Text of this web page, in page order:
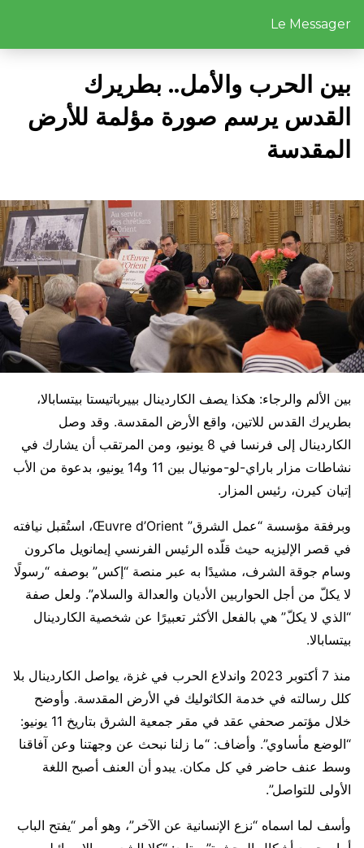
Le Messager
بين الحرب والأمل.. بطريرك
القدس يرسم صورة مؤلمة للأرض
المقدسة
بين الألم والرجاء: هكذا يصف الكاردينال بييرباتيستا بيتسابالا،
بطريرك القدس للاتين، واقع الأرض المقدسة. وقد وصل
الكاردينال إلى فرنسا في 8 يونيو، ومن المرتقب أن يشارك في
نشاطات مزار باراي-لو-مونيال بين 11 و14 يونيو، بدعوة من الأب
إتيان كيرن، رئيس المزار.
وبرفقة مؤسسة “عمل الشرق” Œuvre d’Orient، استُقبل نيافته
في قصر الإليزيه حيث قلّده الرئيس الفرنسي إيمانويل ماكرون
وسام جوقة الشرف، مشيدًا به عبر منصة “إكس” بوصفه “رسولًا
لا يكلّ من أجل الحواربين الأديان والعدالة والسلام”. ولعل صفة
“الذي لا يكلّ” هي بالفعل الأكثر تعبيرًا عن شخصية الكاردينال
بيتسابالا.
منذ 7 أكتوبر 2023 واندلاع الحرب في غزة، يواصل الكاردينال بلا
كلل رسالته في خدمة الكاثوليك في الأرض المقدسة. وأوضح
خلال مؤتمر صحفي عقد في مقر جمعية الشرق بتاريخ 11 يونيو:
“الوضع مأساوي”. وأضاف: “ما زلنا نبحث عن وجهتنا وعن آفاقنا
وسط عنف حاضر في كل مكان. يبدو أن العنف أصبح اللغة
الأولى للتواصل”.
وأسف لما اسماه “نزع الإنسانية عن الآخر”، وهو أمر “يفتح الباب